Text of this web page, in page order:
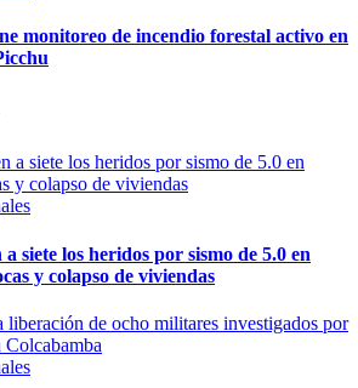
monitoreo de incendio forestal activo en
siete los heridos por sismo de 5.0 en
y colapso de viviendas